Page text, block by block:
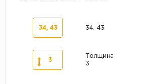
34, 43 34, 43
3
Толщина
3